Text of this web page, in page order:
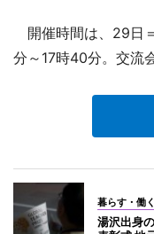
開催時間は、29日
分～17時40分。交流
暮らす・働く
湯沢出身